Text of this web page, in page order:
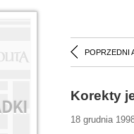
POPRZEDNI
Korekty
18 grudnia